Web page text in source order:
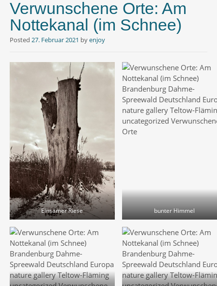
Verwunschene Orte: Am
Nottekanal (im Schnee)
Posted 27. Februar 2021 byenjoy
Einsamer Riese bunter Himmel